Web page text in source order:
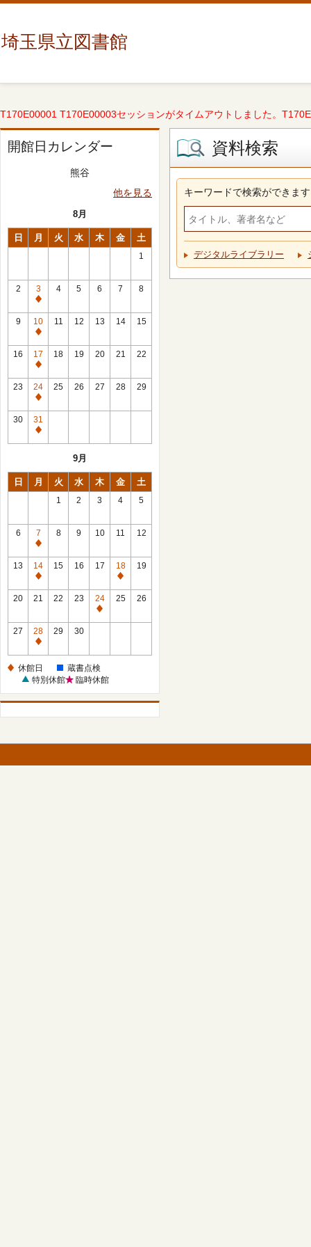
埼玉県立図書館
T170E00001 T170E00003セッションがタイムアウトしました。
開館日カレンダー
熊谷
他を見る
8月
日 月 火 水 木 金 土
1
2
3
休
館
日
4 5 6 7 8
9
10
休
館
日
11 12 13 14 15
16
17
休
館
日
18 19 20 21 22
23
24
休
館
日
25 26 27 28 29
30
31
休
9月
日 月 火 水 木 金 土
1 2 3 4 5
6
7
休
館
日
8 9 10 11 12
13
14
休
館
15 16 17
18
休
館
19
20 21 22 23
24
休
25 26
27
28
休
日
29 30
休館日
蔵書点検
特別休館
臨時休館
資料検索
キーワードで検索ができます
デジタルライブラリー